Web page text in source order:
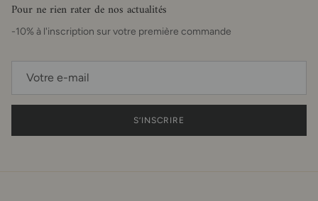
Pour ne rien rater de nos actualités
-10% à l'inscription sur votre première commande
S’INSCRIRE